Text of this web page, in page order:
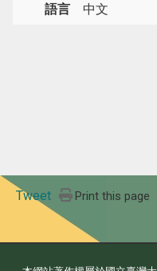
語言 中文
Tweet Print this page